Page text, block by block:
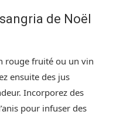
de Noël
rouge fruité ou un vin
ensuite des jus
Incorporez des
pour infuser des